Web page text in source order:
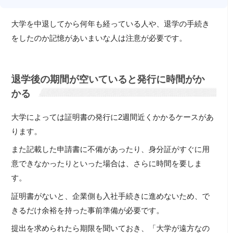
大学を中退してから何年も経っている人や、退学の手続き
をしたのか記憶があいまいな人は注意が必要です。
退学後の期間が空いていると発行に時間がか
かる
大学によっては証明書の発行に2週間近くかかるケースがあ
ります。
また記載した申請書に不備があったり、身分証がすぐに用
意できなかったりといった場合は、さらに時間を要しま
す。
証明書がないと、企業側も入社手続きに進めないため、で
きるだけ余裕を持った事前準備が必要です。
提出を求められたら期限を聞いておき、「大学が遠方なの